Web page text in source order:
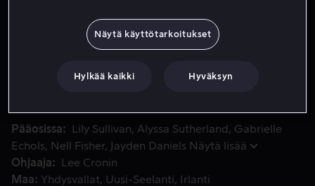
Metsästä kaupunkiin siirtynyt Evil Dead Rise kertoo
Metsästä kaupunkiin siirtynyt Evil Dead Rise kertoo
esittämästä siskoksesta. Heidän jälleennäkeminen jää
kohtaamaan painajaismaisimman version perheestä,
jonka voi kuvitella.
Pääosissa Lily Sullivan Alyssa Sutherland
Gabrielle
Echols
Nell Fisher Jayden Daniels Näytä lisää
Ohjaaja
Lee Cronin
Maa
Yhdysvallat Uusi-Seelanti
Irlanti
Näytä käyttötarkoitukset
Hylkää kaikki Hyväksyn